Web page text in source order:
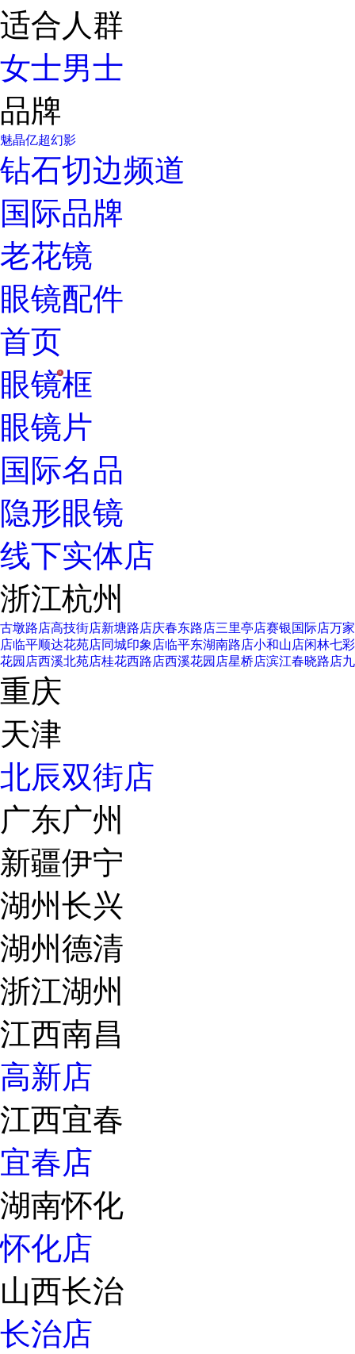
适合人群
女士男士
品牌
魅晶亿超幻影
钻石切边频道
国际品牌
老花镜
眼镜配件
首页
H
眼镜框
眼镜片
国际名品
隐形眼镜
线下实体店
浙江杭州
古墩路店高技街店新塘路店庆春东路店三里亭店赛银国际店万
店临平顺达花苑店同城印象店临平东湖南路店小和山店闲林七
花园店西溪北苑店桂花西路店西溪花园店星桥店滨江春晓路店
重庆
天津
北辰双街店
广东广州
新疆伊宁
湖州长兴
湖州德清
浙江湖州
江西南昌
高新店
江西宜春
宜春店
湖南怀化
怀化店
山西长治
长治店